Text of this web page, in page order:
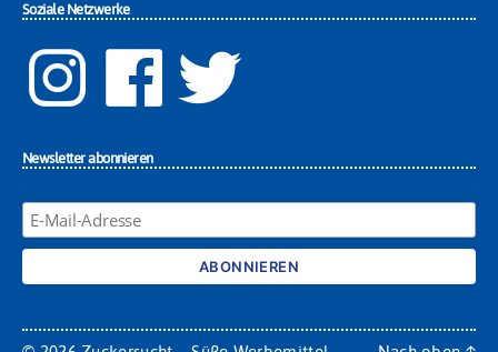
Soziale Netzwerke
Newsletter abonnieren